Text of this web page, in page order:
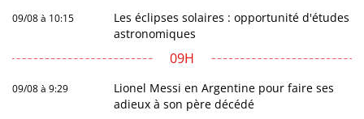
09/08 à 10:15
Les éclipses solaires : opportunité d'études
astronomiques
09H
09/08 à 9:29
Lionel Messi en Argentine pour faire ses
adieux à son père décédé